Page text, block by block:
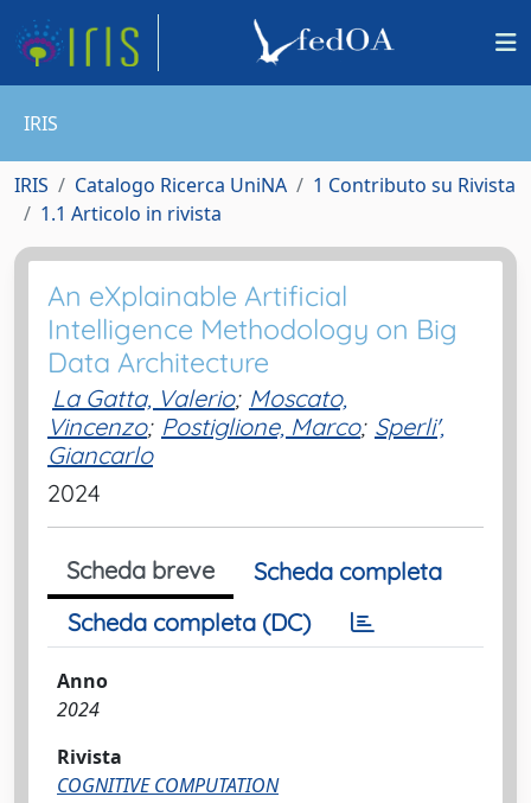
IRIS
IRIS Catalogo Ricerca UniNA
1 Contributo su Rivista
1.1 Articolo in rivista
An eXplainable Artificial
Intelligence Methodology on Big
Data Architecture
La Gatta, Valerio; Moscato,
Vincenzo; Postiglione, Marco; Sperli',
Giancarlo
2024
Scheda breve
Scheda completa
Scheda completa (DC)
Anno
2024
Rivista
COGNITIVE COMPUTATION